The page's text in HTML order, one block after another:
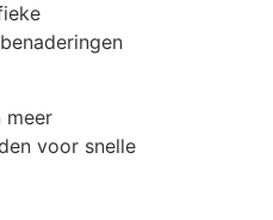
meer
voor snelle